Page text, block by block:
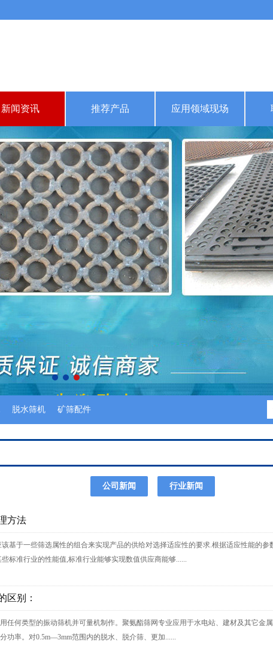
新闻资讯 推荐产品 应用领域现场
脱水筛机 矿筛配件
公司新闻 行业新闻
方法
基于一些筛选属性的组合来实现产品的供给对选择适应性的要求.根据适应性能的
标准行业的性能值,标准行业能够实现数值供应商能够......
区别：
任何类型的振动筛机并可量机制作。聚氨酯筛网专业应用于水电站、建材及其它金
功率。对0.5m—3mm范围内的脱水、脱介筛、更加......